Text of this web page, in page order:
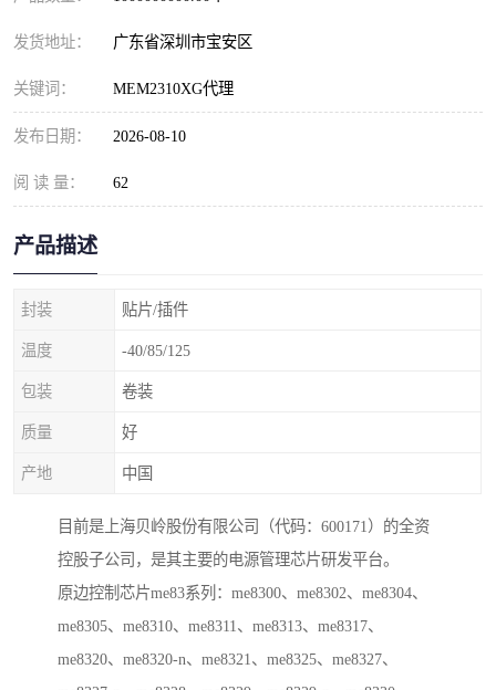
发货地址： 广东省深圳市宝安区
关键词： MEM2310XG代理
发布日期： 2026-08-10
阅 读 量： 62
产品描述
封装 贴片/插件
温度 -40/85/125
包装 卷装
质量 好
产地 中国
目前是上海贝岭股份有限公司（代码：600171）的全资
控股子公司，是其主要的电源管理芯片研发平台。
原边控制芯片me83系列：me8300、me8302、me8304、
me8305、me8310、me8311、me8313、me8317、
me8320、me8320-n、me8321、me8325、me8327、